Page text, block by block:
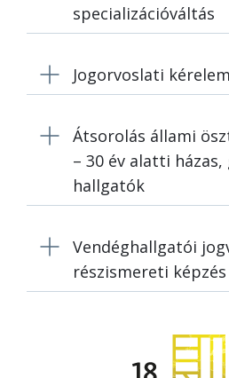
specializációváltás
Jogorvoslati kérelem
Átsorolás állami
– 30 év alatti házas,
hallgatók
Vendéghallgatói
részismereti képzés